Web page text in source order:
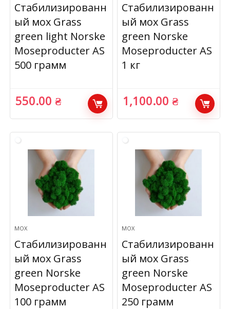
Стабилизированн
ый мох Grass
green light Norske
Moseproducter AS
500 грамм
550.00₴
Стабилизированн
ый мох Grass
green Norske
Moseproducter AS
1 кг
1,100.00₴
МОХ
Стабилизированн
ый мох Grass
green Norske
Moseproducter AS
100 грамм
МОХ
Стабилизированн
ый мох Grass
green Norske
Moseproducter AS
250 грамм